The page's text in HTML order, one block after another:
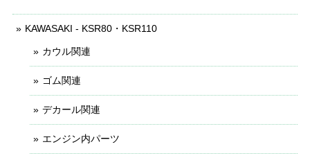
KAWASAKI - KSR80・KSR110
カウル関連
ゴム関連
デカール関連
エンジン内パーツ